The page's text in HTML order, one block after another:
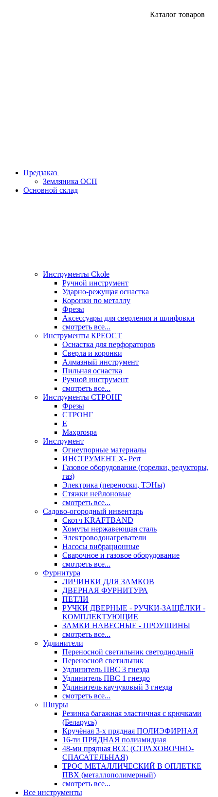
Каталог товаров
Предзаказ
Земляника ОСП
Основной склад
Инструменты Ckole
Ручной инструмент
Ударно‑режущая оснастка
Коронки по металлу
Фрезы
Аксессуары для сверления и шлифовки
смотреть все...
Инструменты КРЕОСТ
Оснастка для перфораторов
Сверла и коронки
Алмазный инструмент
Пильная оснастка
Ручной инструмент
смотреть все...
Инструменты СТРОНГ
Фрезы
СТРОНГ
Е
Maxprospa
Инструмент
Огнеупорные материалы
ИНСТРУМЕНТ X- Pert
Газовое оборудование (горелки, редукторы,
газ)
Электрика (переноски, ТЭНы)
Стяжки нейлоновые
смотреть все...
Садово-огородный инвентарь
Скотч KRAFTBAND
Хомуты нержавеющая сталь
Электроводонагреватели
Насосы вибрационные
Сварочное и газовое оборудование
смотреть все...
Фурнитура
ЛИЧИНКИ ДЛЯ ЗАМКОВ
ДВЕРНАЯ ФУРНИТУРА
ПЕТЛИ
РУЧКИ ДВЕРНЫЕ - РУЧКИ-ЗАЩЁЛКИ -
КОМПЛЕКТУЮЩИЕ
ЗАМКИ НАВЕСНЫЕ - ПРОУШИНЫ
смотреть все...
Удлинители
Переносной светильник светодиодный
Переносной светильник
Удлинитель ПВС 3 гнезда
Удлинитель ПВС 1 гнездо
Удлинитель каучуковый 3 гнезда
смотреть все...
Шнуры
Резинка багажная эластичная с крючками
(Беларусь)
Кручёная 3-х прядная ПОЛИЭФИРНАЯ
16-ти ПРЯДНАЯ полиамидная
48-ми прядная ВСС (СТРАХОВОЧНО-
СПАСАТЕЛЬНАЯ)
ТРОС МЕТАЛЛИЧЕСКИЙ В ОПЛЕТКЕ
ПВХ (металлополимерный)
смотреть все...
Все инструменты